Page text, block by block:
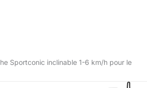
Sportconic inclinable 1-6 km/h pour le